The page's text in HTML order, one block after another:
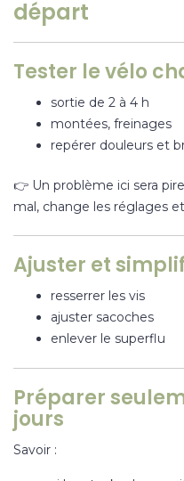
départ
Tester le vélo
sortie de 2 à 4 h
montées, freinages
repérer douleurs et
👉 Un problème ici sera
mal, change les réglages
Ajuster et
resserrer les vis
ajuster sacoches
enlever le superflu
Préparer
jours
Savoir :